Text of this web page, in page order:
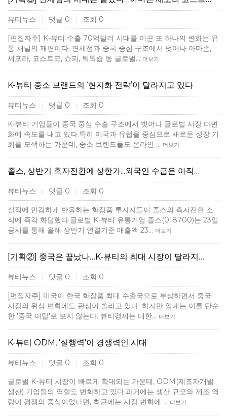
뷰티뉴스 | 댓글 0 | 조회 0
[편집자주] K-뷰티 수출 70억달러 시대를 이끈 또 하나의 변화는 유
통 채널의 재편이다. 면세점과 중국 중심 구조에서 벗어나 아마존,
세포라, 코스트코, 쇼피, 틱톡숍 등 글로벌… 더보기
K-뷰티 중소 브랜드의 ‘현지화 전략’이 달라지고 있다
뷰티뉴스 | 댓글 0 | 조회 0
K-뷰티 기업들이 중국 중심 수출 구조에서 벗어나 글로벌 시장 다변
화에 속도를 내고 있다.특히 미국과 유럽을 중심으로 새로운 성장 기
회를 모색하는 가운데, 중소 브랜드들도 온라인 … 더보기
졸스, 상반기 흑자전환에 상한가...외국인 수급은 아직…
뷰티뉴스 | 댓글 0 | 조회 0
실적에 민감하게 반응하는 화장품 투자자들이 졸스의 흑자전환 소
식에 즉각 화답했다.글로벌 K-뷰티 유통기업 졸스(018700)는 23일
공시를 통해 올해 상반기 연결기준 매출액 23… 더보기
[기획②] 중국은 끝났나…K-뷰티의 최대 시장이 달라지…
뷰티뉴스 | 댓글 0 | 조회 0
[편집자주] 미국이 한국 화장품 최대 수출국으로 부상하면서 중국
시장의 위상 변화에도 관심이 쏠리고 있다. 하지만 업계는 이를 단순
한 '중국 이탈'로 보지 않는다. 뷰티경제는 대한… 더보기
K-뷰티 ODM, '실행력'이 경쟁력인 시대
뷰티뉴스 | 댓글 0 | 조회 0
글로벌 K-뷰티 시장이 빠르게 확대되는 가운데, ODM(제조자개발
생산) 기업들의 역할도 변화하고 있다.과거에는 생산 규모와 제조 역
량이 경쟁의 중심이었다면, 최근에는 시장 변화에 … 더보기